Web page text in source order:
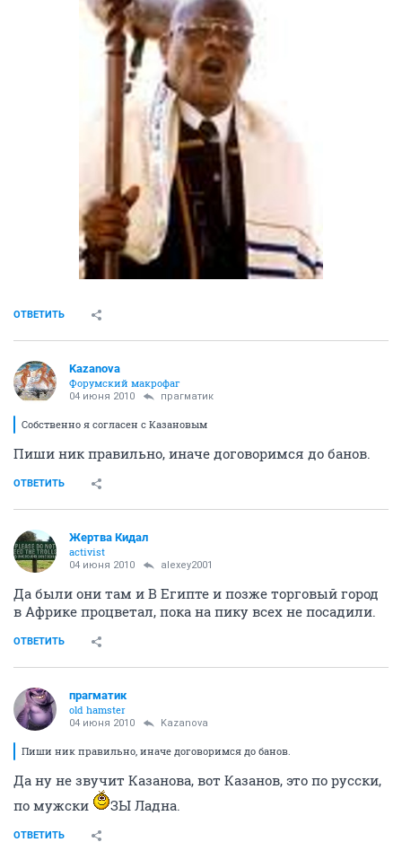
ОТВЕТИТЬ
Kazanova
Форумский макрофаг
04 июня 2010 прагматик
Собственно я согласен с Казановым
Пиши ник правильно, иначе договоримся до банов.
ОТВЕТИТЬ
Жертва Кидал
activist
04 июня 2010 alexey2001
Да были они там и В Египте и позже торговый город
в Африке процветал, пока на пику всех не посадили.
ОТВЕТИТЬ
прагматик
old hamster
04 июня 2010 Kazanova
Пиши ник правильно, иначе договоримся до банов.
Да ну не звучит Казанова, вот Казанов, это по русски,
по мужски
ЗЫ Ладна.
ОТВЕТИТЬ